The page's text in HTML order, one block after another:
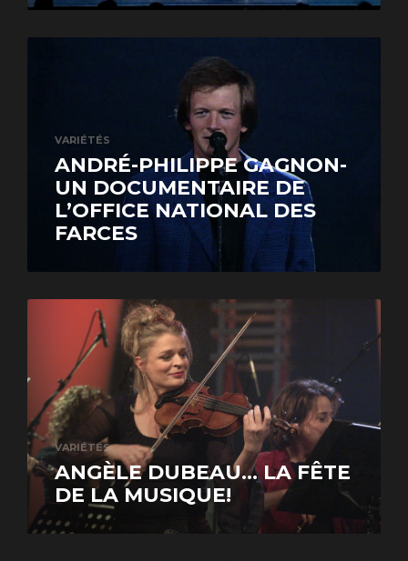
VARIÉTÉS
ANDRÉ-PHILIPPE GAGNON-
UN DOCUMENTAIRE DE
L’OFFICE NATIONAL DES
FARCES
VARIÉTÉS
ANGÈLE DUBEAU… LA FÊTE
DE LA MUSIQUE!